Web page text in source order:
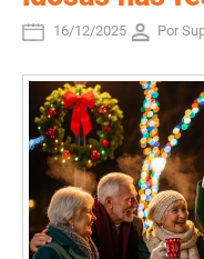
16/12/2025 Por